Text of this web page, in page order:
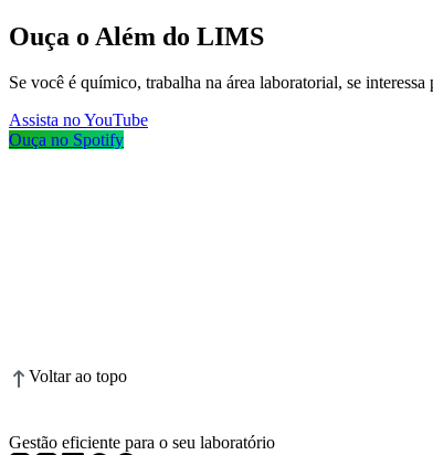
Ouça o Além do LIMS
Se você é químico, trabalha na área laboratorial, se
Assista no YouTube
Ouça no Spotify
Voltar ao topo
Gestão eficiente para o seu laboratório